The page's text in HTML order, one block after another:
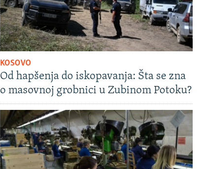
KOSOVO
Od hapšenja do iskopavanja: Šta se zna
o masovnoj grobnici u Zubinom Potoku?